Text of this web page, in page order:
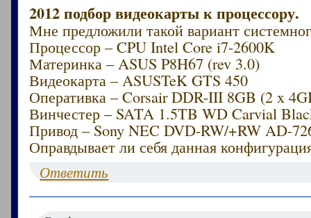
2012 подбор видеокарты к процессору.
Мне предложили такой вариант
Процессор – CPU Intel Core i7-2600K
Материнка – ASUS P8H67 (rev 3.0)
Видеокарта – ASUSTeK GTS 450
Оперативка – Corsair DDR-III 8GB (2 x
Винчестер – SATA 1.5TB WD Carvial
Привод – Sony NEC DVD-RW/+RW AD-
Оправдывает ли себя данная
Ответить